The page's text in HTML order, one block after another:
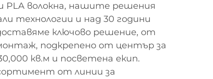
PLA волокна, нашите решения
технологии и над 30 години
ключово решение, от
подкрепено от център за
кв.м и посветена екип.
от линии за